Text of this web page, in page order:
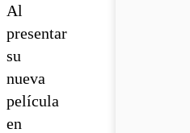
Al
presentar
su
nueva
película
en